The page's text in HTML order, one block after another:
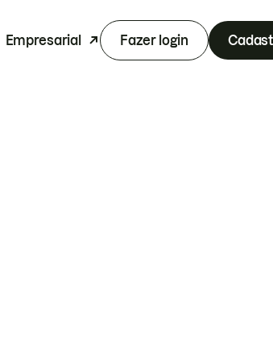
Empresarial Fazer login